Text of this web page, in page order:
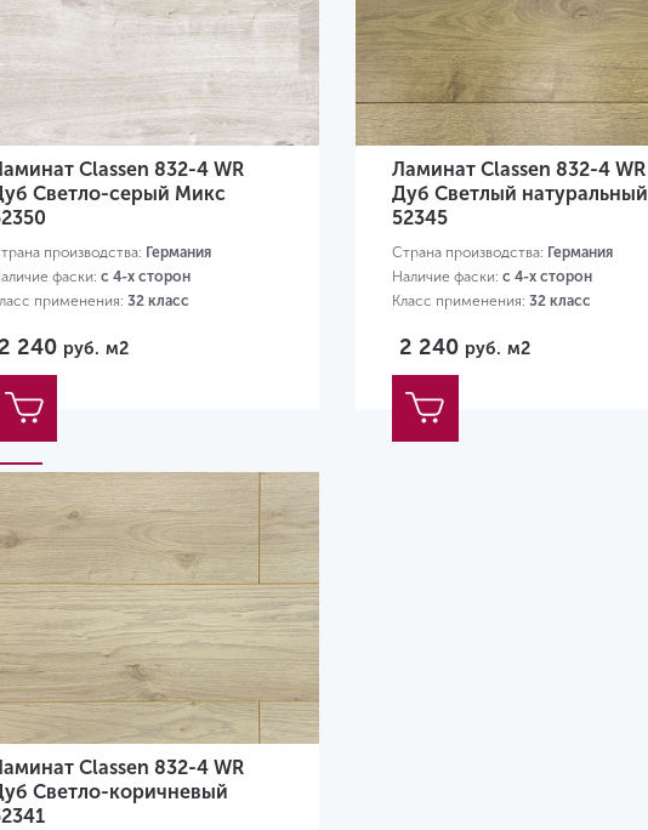
Classen 832-4 WR
Светло-серый Микс
производства: Германия
фаски: с 4-х сторон
применения: 32 класс
2 240 руб. м2
Ламинат Classen 832-4 WR
Дуб Светлый натуральный
52345
Страна производства: Германия
Наличие фаски: с 4-х сторон
Класс применения: 32 класс
2 240 руб. м2
Classen 832-4 WR
Светло-коричневый